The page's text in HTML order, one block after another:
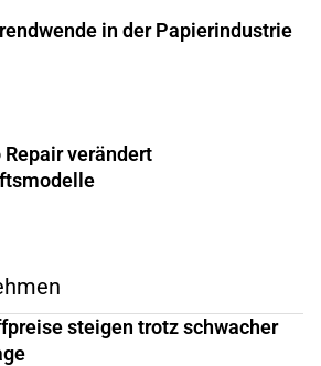
in der Papierindustrie
Repair verändert
steigen trotz schwacher